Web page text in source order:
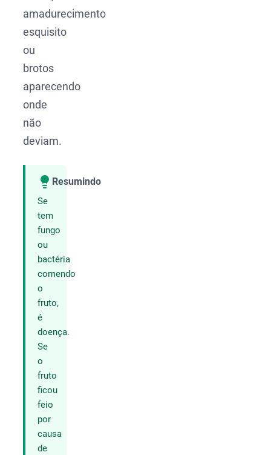
amadurecimento
esquisito
ou
brotos
aparecendo
onde
não
deviam.
Resumindo
Se
tem
fungo
ou
bactéria
comendo
o
fruto,
é
doença.
Se
o
fruto
ficou
feio
por
causa
de